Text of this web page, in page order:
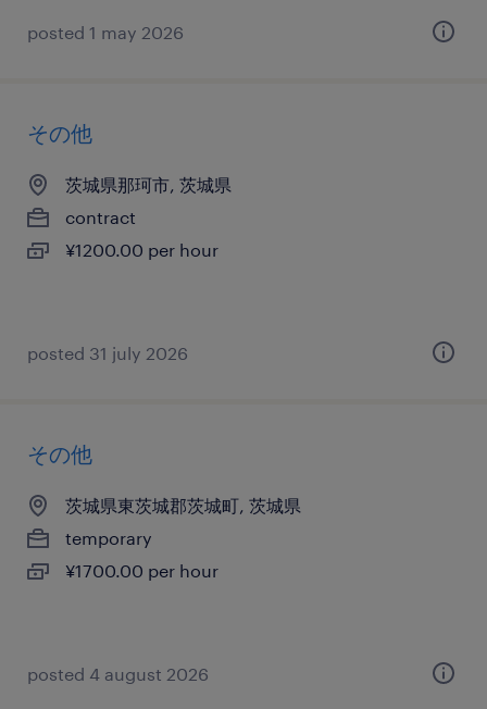
posted 1 may 2026
その他
茨城県那珂市, 茨城県
contract
¥1200.00 per hour
posted 31 july 2026
その他
茨城県東茨城郡茨城町, 茨城県
temporary
¥1700.00 per hour
posted 4 august 2026